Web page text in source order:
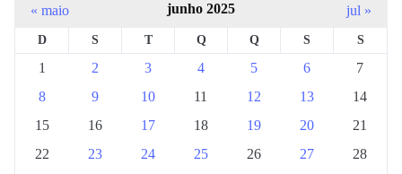
junho 2025
D S T Q Q S S
1 2 3 4 5 6
7
8
9 10 11 12 13
14
15
16 17 18 19 20
21
22
23 24 25 26 27
28
« maio jul »